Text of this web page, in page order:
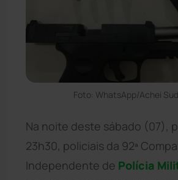
Foto: WhatsApp/Achei
Na noite deste sábado (07),
23h30, policiais da 92ª
Independente de Polícia